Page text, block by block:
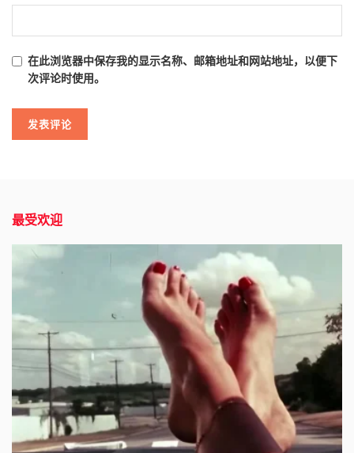
在此浏览器中保存我的显示名称、邮箱地址和网站地址，以便下
次评论时使用。
最受欢迎